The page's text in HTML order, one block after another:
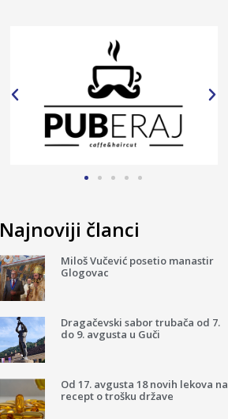
Najnoviji članci
Miloš Vučević posetio manastir
Glogovac
Dragačevski sabor trubača od 7.
do 9. avgusta u Guči
Od 17. avgusta 18 novih lekova na
recept o trošku države